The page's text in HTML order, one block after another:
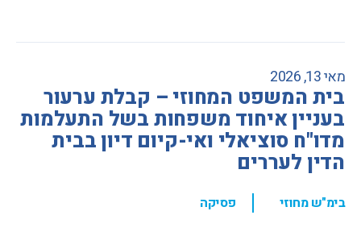
מאי 13, 2026
בית המשפט המחוזי – קבלת ערעור
בעניין איחוד משפחות בשל התעלמות
מדו"ח סוציאלי ואי-קיום דיון בבית
הדין לעררים
בימ"ש מחוזי , פסיקה